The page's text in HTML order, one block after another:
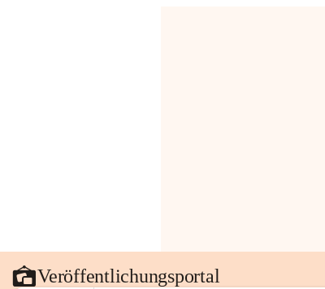
Veröffentlichungsportal